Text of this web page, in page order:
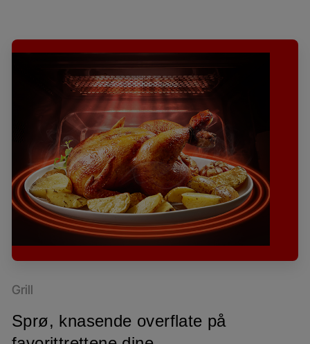
Grill
Sprø, knasende overflate på